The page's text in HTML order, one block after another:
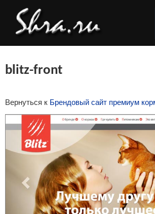
blitz-front
Вернуться к Брендовый сайт премиум